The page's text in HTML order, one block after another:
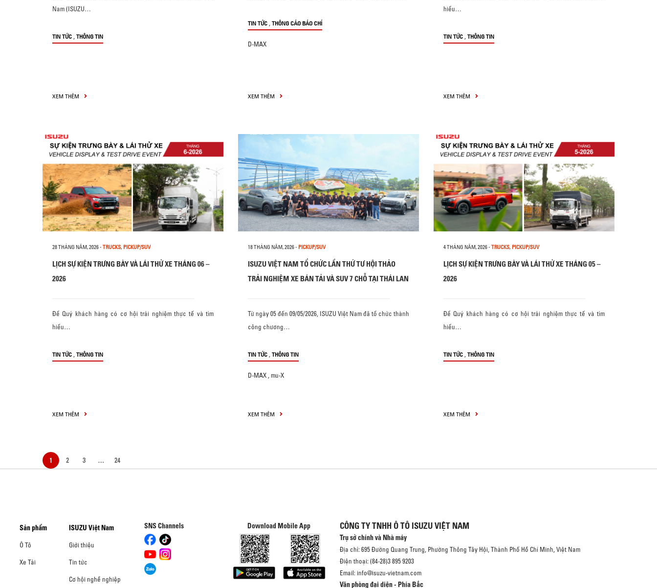
Nam (ISUZU…
TIN TỨC , THÔNG TIN
XEM THÊM
TIN TỨC , THÔNG CÁO BÁO CHÍ
D-MAX
XEM THÊM
hiểu…
TIN TỨC , THÔNG TIN
XEM THÊM
28 THÁNG NĂM, 2026- TRUCKS, PICKUP/SUV
LỊCH SỰ KIỆN TRƯNG BÀY VÀ LÁI THỬ XE THÁNG 06 –
2026
Để Quý khách hàng có cơ hội trải nghiệm thực tế và tìm
hiểu…
TIN TỨC , THÔNG TIN
XEM THÊM
18 THÁNG NĂM, 2026- PICKUP/SUV
ISUZU VIỆT NAM TỔ CHỨC LẦN THỨ TƯ HỘI THẢO
TRẢI NGHIỆM XE BÁN TẢI VÀ SUV 7 CHỖ TẠI THÁI LAN
Từ ngày 05 đến 09/05/2026, ISUZU Việt Nam đã tổ chức thành
công chương…
TIN TỨC , THÔNG TIN
D-MAX , mu-X
XEM THÊM
4 THÁNG NĂM, 2026- TRUCKS, PICKUP/SUV
LỊCH SỰ KIỆN TRƯNG BÀY VÀ LÁI THỬ XE THÁNG 05 –
2026
Để Quý khách hàng có cơ hội trải nghiệm thực tế và tìm
hiểu…
TIN TỨC , THÔNG TIN
XEM THÊM
1 2 3 … 24
Sản phẩm
Ô Tô
Xe Tải
ISUZU Việt Nam
Giới thiệu
Tin tức
Cơ hội nghề nghiệp
SNS Channels Download Mobile App CÔNG TY TNHH Ô TÔ ISUZU VIỆT NAM
Trụ sở chính và Nhà máy
Địa chỉ: 695 Đường Quang Trung, Phường Thông Tây Hội, Thành Phố Hồ Chí Minh, Việt Nam
Điện thoại: (84-28)3 895 9203
Email: info@isuzu-vietnam.com
Văn phòng đại diện - Phía Bắc